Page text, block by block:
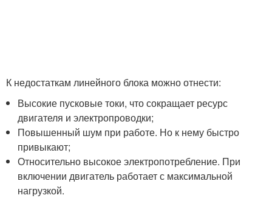
К недостаткам линейного блока можно отнести:
Высокие пусковые токи, что сокращает ресурс
двигателя и электропроводки;
Повышенный шум при работе. Но к нему быстро
привыкают;
Относительно высокое электропотребление. При
включении двигатель работает с максимальной
нагрузкой.